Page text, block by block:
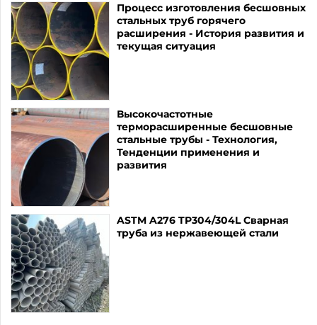
Процесс изготовления бесшовных
стальных труб горячего
расширения - История развития и
текущая ситуация
Высокочастотные
терморасширенные бесшовные
стальные трубы - Технология,
Тенденции применения и
развития
ASTM A276 TP304/304L Сварная
труба из нержавеющей стали